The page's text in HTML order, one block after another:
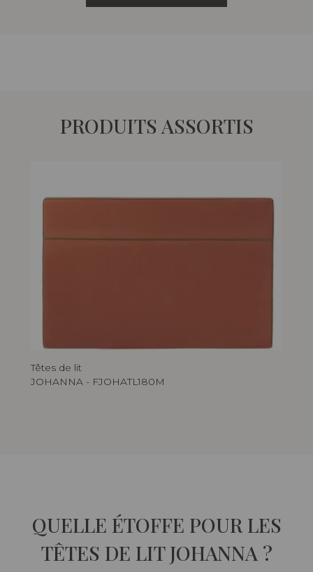
PRODUITS ASSORTIS
Têtes de lit
JOHANNA - FJOHATL180M
QUELLE ÉTOFFE POUR LES
TÊTES DE LIT JOHANNA ?